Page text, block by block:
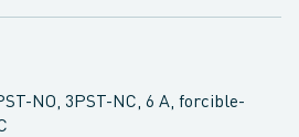
NO, 3PST-NC, 6 A, forcible-